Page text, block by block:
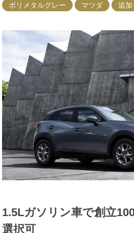
ポリメタルグレー
マツダ 追加
1.5Lガソリン車で創立
選択可